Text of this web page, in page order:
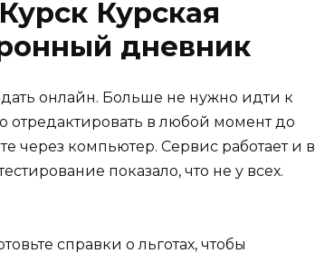
Курская
дневник
онлайн. Больше не нужно идти к
в любой момент до
через компьютер. Сервис работает и в
показало, что не у всех.
справки о льготах, чтобы